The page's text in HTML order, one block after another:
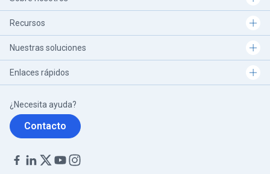
Recursos
Nuestras soluciones
Enlaces rápidos
¿Necesita ayuda?
Contacto